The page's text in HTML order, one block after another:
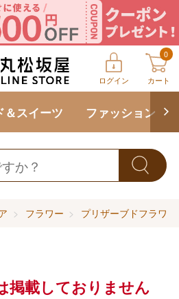
ログイン
0
カート
＆スイーツ ファッション
フラワー プリザーブドフラワー
掲載しておりません